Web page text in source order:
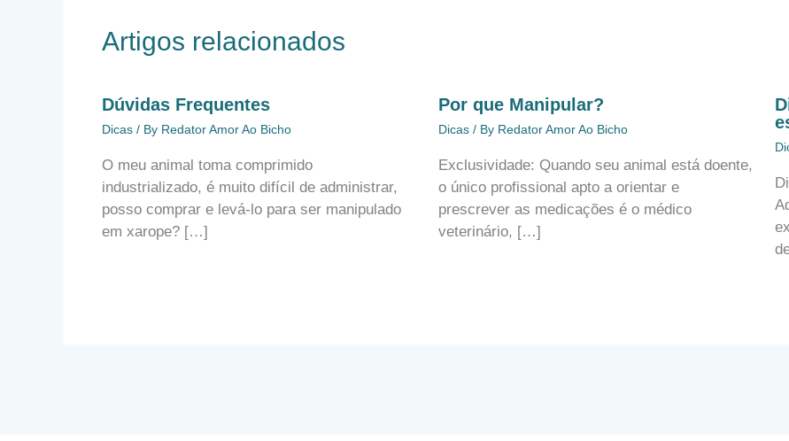
Artigos relacionados
Dúvidas Frequentes
Dicas/ By Redator Amor Ao Bicho
O meu animal toma comprimido
industrializado, é muito difícil de administrar,
posso comprar e levá-lo para ser manipulado
em xarope? […]
Por que Manipular?
Dicas/ By Redator Amor Ao Bicho
Exclusividade: Quando seu animal está doente,
o único profissional apto a orientar e
prescrever as medicações é o médico
veterinário, […]